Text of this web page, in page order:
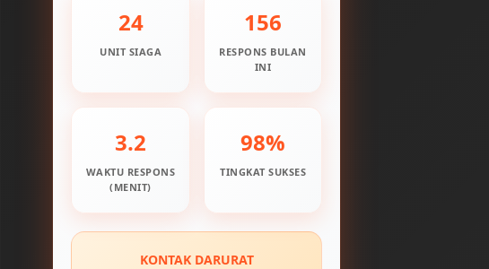
24
UNIT SIAGA
156
RESPONS BULAN
INI
3.2
WAKTU RESPONS
(MENIT)
98%
TINGKAT SUKSES
KONTAK DARURAT